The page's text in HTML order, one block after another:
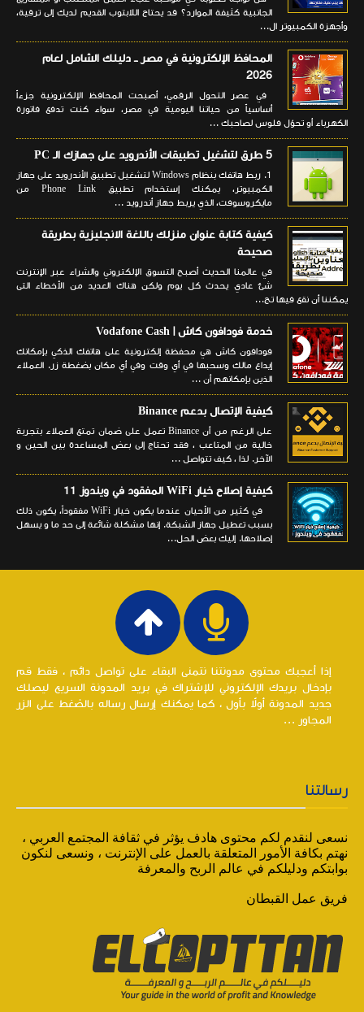
الجانبية كثيفة الموارد؟ قد يحتاج اللابتوب القديم لديك إلى ترقية،
وأجهزة الكمبيوتر ال...
المحافظ الإلكترونية في مصر ــ دليلك الشامل لعام
2026
في عصر التحول الرقمي، أصبحت المحافظ الإلكترونية جزءاً
أساسياً من حياتنا اليومية في مصر، سواء كنت تدفع فاتورة
الكهرباء أو تحوّل فلوس لصاحبك ...
5 طرق لتشغيل تطبيقات الأندرويد على جهازك الـ PC
1. ربط هاتفك بنظام Windows لتشغيل تطبيق الأندرويد على جهاز
الكمبيوتر، يمكنك إستخدام تطبيق Phone Link من
مايكروسوفت، الذي يربط جهاز أندرويد ...
كيفية كتابة عنوان منزلك باللغة الانجليزية بطريقة
صحيحة
في عالمنا الحديث أصبح التسوق الإلكتروني والشراء عبر الإنترنت
شئ عادي يحدث كل يوم ولكن هناك العديد من الأخطاء التى
يمكننا أن نقع فيها تج...
خدمة فودافون كاش | Vodafone Cash
فودافون كاش هي محفظة إلكترونية على هاتفك الذكي بإمكانك
إيداع مالك وسحبها في أي وقت وفي أي مكان بضغطة زر. العملاء
الذين بإمكانهم أن ...
كيفية الإتصال بدعم Binance
على الرغم من أن Binance تعمل على ضمان تمتع العملاء بتجربة
خالية من المتاعب ، فقد تحتاج إلى بعض المساعدة بين الحين و
الآخر. لذا ، كيف تتواصل ...
كيفية إصلاح خيار WiFi المفقود في ويندوز 11
في كثير من الأحيان عندما يكون خيار WiFi مفقوداً، يكون ذلك
بسبب تعطيل جهاز الشبكة. إنها مشكلة شائعة إلى حد ما و يسهل
إصلاحها. إليك بعض الحل...
إذا أعجبك محتوى مدونتنا نتمنى البقاء على تواصل دائم ، فقط قم
بإدخال بريدك الإلكتروني للإشتراك في بريد المدونة السريع ليصلك
جديد المدونة أولاً بأول ، كما يمكنك إرسال رساله بالضغط على الزر
المجاور ...
رسالتنا
نسعى لنقدم لكم محتوى هادف يؤثر في ثقافة المجتمع العربي ،
نهتم بكافة الأمور المتعلقة بالعمل على الإنترنت ، ونسعى لنكون
بوابتكم ودليلكم في عالم الربح والمعرفة
فريق عمل القبطان